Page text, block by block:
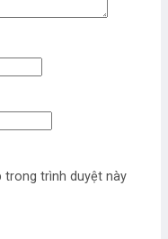
trong trình duyệt này